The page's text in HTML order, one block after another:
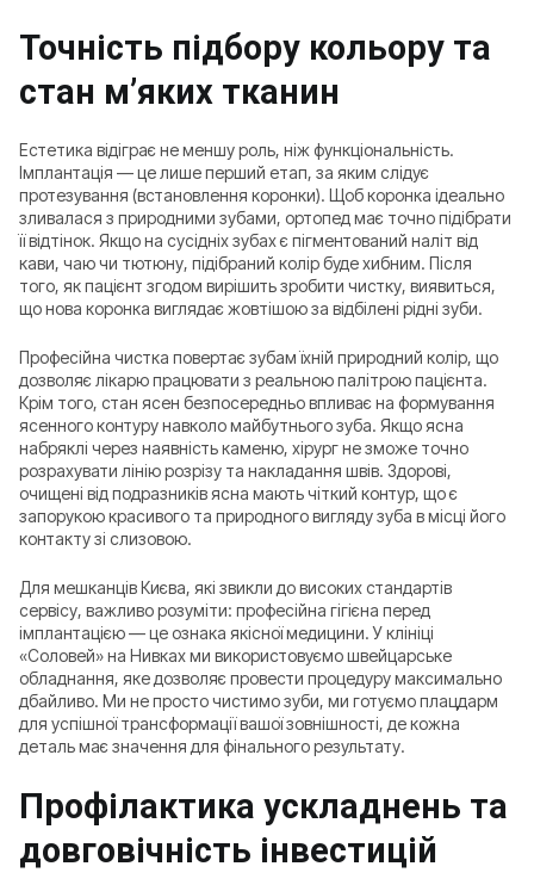
Точність підбору кольору та
стан м’яких тканин
Естетика відіграє не меншу роль, ніж функціональність.
Імплантація — це лише перший етап, за яким слідує
протезування (встановлення коронки). Щоб коронка ідеально
зливалася з природними зубами, ортопед має точно підібрати
її відтінок. Якщо на сусідніх зубах є пігментований наліт від
кави, чаю чи тютюну, підібраний колір буде хибним. Після
того, як пацієнт згодом вирішить зробити чистку, виявиться,
що нова коронка виглядає жовтішою за відбілені рідні зуби.
Професійна чистка повертає зубам їхній природний колір, що
дозволяє лікарю працювати з реальною палітрою пацієнта.
Крім того, стан ясен безпосередньо впливає на формування
ясенного контуру навколо майбутнього зуба. Якщо ясна
набряклі через наявність каменю, хірург не зможе точно
розрахувати лінію розрізу та накладання швів. Здорові,
очищені від подразників ясна мають чіткий контур, що є
запорукою красивого та природного вигляду зуба в місці його
контакту зі слизовою.
Для мешканців Києва, які звикли до високих стандартів
сервісу, важливо розуміти: професійна гігієна перед
імплантацією — це ознака якісної медицини. У клініці
«Соловей» на Нивках ми використовуємо швейцарське
обладнання, яке дозволяє провести процедуру максимально
дбайливо. Ми не просто чистимо зуби, ми готуємо плацдарм
для успішної трансформації вашої зовнішності, де кожна
деталь має значення для фінального результату.
Профілактика ускладнень та
довговічність інвестицій